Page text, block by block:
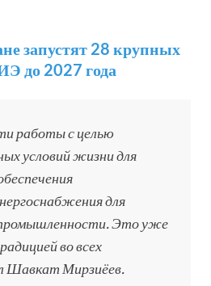
запустят 28 крупных
до 2027 года
работы с целью
условий жизни для
для
Это уже
во всех
Шавкат Мирзиёев.